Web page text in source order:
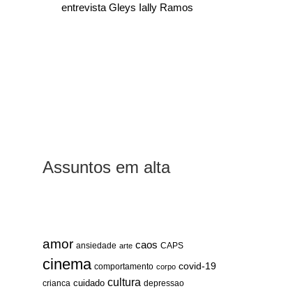
entrevista Gleys Ially Ramos
Assuntos em alta
amor ansiedade arte caos CAPS
cinema comportamento corpo covid-19
crianca cuidado cultura depressao